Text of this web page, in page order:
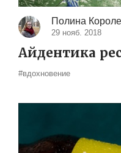
Полина
29 нояб. 2018
Айдентика
#вдохновение